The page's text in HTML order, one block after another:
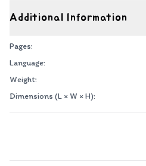
Additional Information
Pages:
Language:
Weight:
Dimensions (L × W × H):